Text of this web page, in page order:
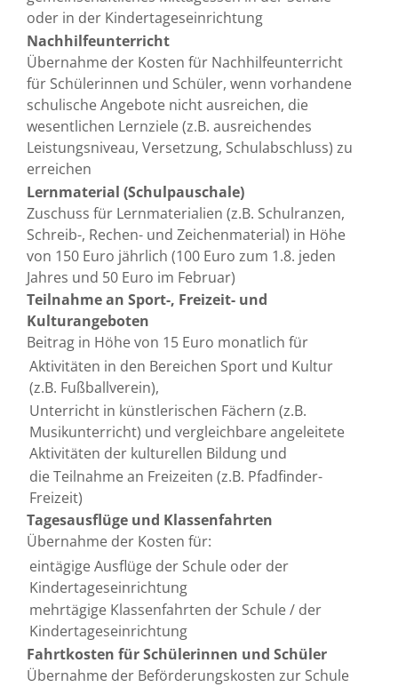
oder in der Kindertageseinrichtung
Nachhilfeunterricht
Übernahme der Kosten für Nachhilfeunterricht
für Schülerinnen und Schüler, wenn vorhandene
schulische Angebote nicht ausreichen, die
wesentlichen Lernziele (z.B. ausreichendes
Leistungsniveau, Versetzung, Schulabschluss) zu
erreichen
Lernmaterial (Schulpauschale)
Zuschuss für Lernmaterialien (z.B. Schulranzen,
Schreib-, Rechen- und Zeichenmaterial) in Höhe
von 150 Euro jährlich (100 Euro zum 1.8. jeden
Jahres und 50 Euro im Februar)
Teilnahme an Sport-, Freizeit- und
Kulturangeboten
Beitrag in Höhe von 15 Euro monatlich für
Aktivitäten in den Bereichen Sport und Kultur
(z.B. Fußballverein),
Unterricht in künstlerischen Fächern (z.B.
Musikunterricht) und vergleichbare angeleitete
Aktivitäten der kulturellen Bildung und
die Teilnahme an Freizeiten (z.B. Pfadfinder-
Freizeit)
Tagesausflüge und Klassenfahrten
Übernahme der Kosten für:
eintägige Ausflüge der Schule oder der
Kindertageseinrichtung
mehrtägige Klassenfahrten der Schule / der
Kindertageseinrichtung
Fahrtkosten für Schülerinnen und Schüler
Übernahme der Beförderungskosten zur Schule